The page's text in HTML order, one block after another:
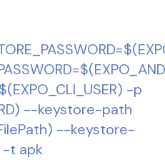
-p
--keystore-path
--keystore-
-t apk